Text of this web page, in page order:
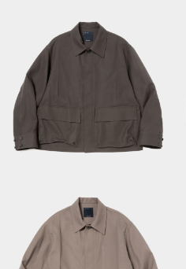
Fade Crease
Coverall/Graphite